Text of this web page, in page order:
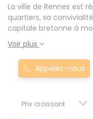
La ville de Rennes est réputée pour la diversité de ses
quartiers, sa convivialité et son dynamisme.
capitale bretonne à moins
considérée comme
vivre. Vous êtes à la recherche d’une location
d’appartement T5 à
Pacé, Acigné…) ?
Voir plus
Appelez-nous